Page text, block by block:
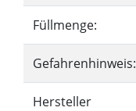
Füllmenge:
Gefahrenhinweis:
Hersteller